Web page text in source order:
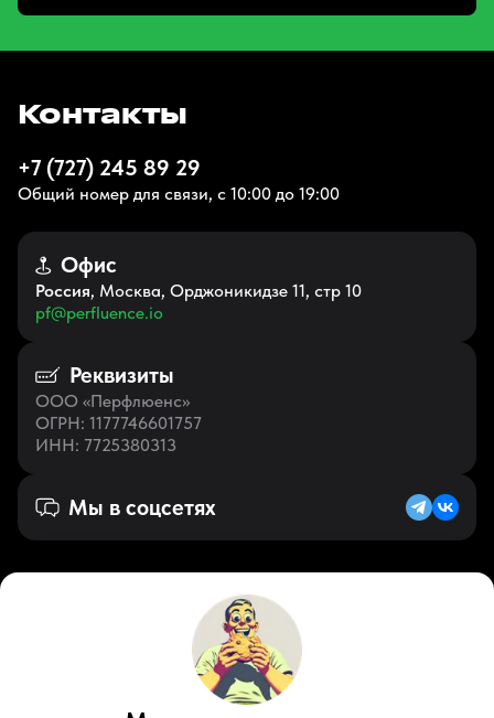
Контакты
+7 (727) 245 89 29
Общий номер для связи, с 10:00 до 19:00
Офис
Россия, Москва, Орджоникидзе 11, стр 10
pf@perfluence.io
Реквизиты
ООО «Перфлюенс»
ОГРН: 1177746601757
ИНН: 7725380313
Мы в соцсетях
Русский (KZ)